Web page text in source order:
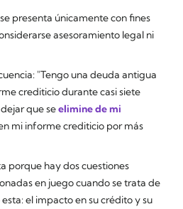
presenta únicamente con fines
asesoramiento legal ni
"Tengo una deuda antigua
crediticio durante casi siete
que seelimine de mi
mi informe crediticio por más
porque hay dos cuestiones
en juego cuando se trata de
el impacto en su crédito y su